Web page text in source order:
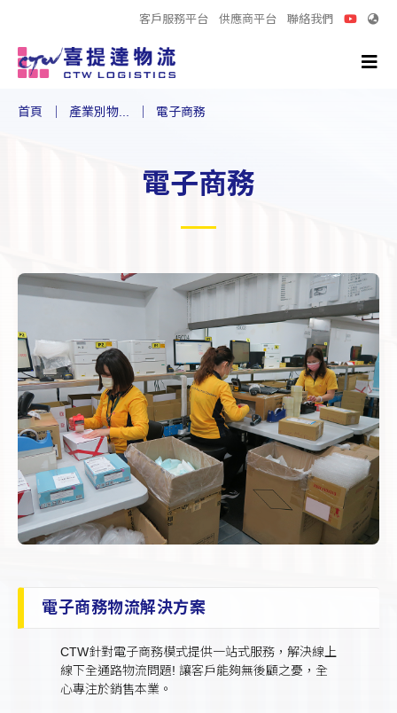
客戶服務平台 供應商平台 聯絡我們
首頁 產業別物... 電子商務
電子商務
電子商務物流解決方案
CTW針對電子商務模式提供一站式服務，解決線上
線下全通路物流問題! 讓客戶能夠無後顧之憂，全
心專注於銷售本業。